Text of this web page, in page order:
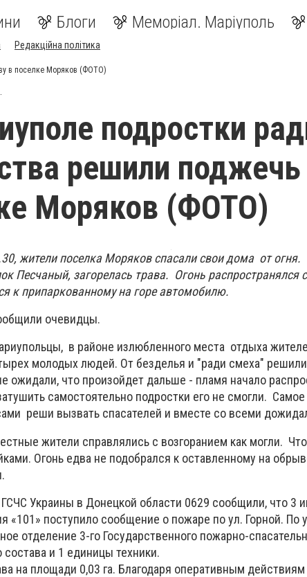
Блоги Меморіал. Маріуполь
Редакційна політика
в поселке Моряков (ФОТО)
подростки
решили поджечь
Моряков (ФОТО)
жители поселка Моряков спасали свои дома от огня.
Песчаный, загорелась трава. Огонь распространялся
к припаркованному на горе автомобилю.
очевидцы.
в районе излюбленного места отдыха
молодых людей. От безделья и "ради смеха"
ожидали, что произойдет дальше - пламя начало
самостоятельно подростки его не смогли.
реши вызвать спасателей и вместе со всеми
жители справлялись с возгоранием как могли.
Огонь едва не подобрался к оставленному на
Украины в Донецкой области 0629 сообщили, что 3
«101» поступило сообщение о пожаре по ул. Горной. По
отделение 3-го Государственного пожарно-
состава и 1 единицы техники.
на площади 0,03 га. Благодаря оперативным